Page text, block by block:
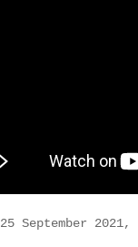
25 September